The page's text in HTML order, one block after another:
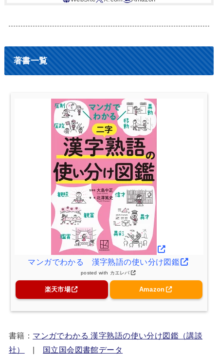
著書一覧
マンガでわかる 漢字熟語の使い分け図鑑
posted with カエレバ
楽天市場 Amazon
書籍： マンガでわかる 漢字熟語の使い分け図鑑（講談
社）
| 国立国会図書館データ